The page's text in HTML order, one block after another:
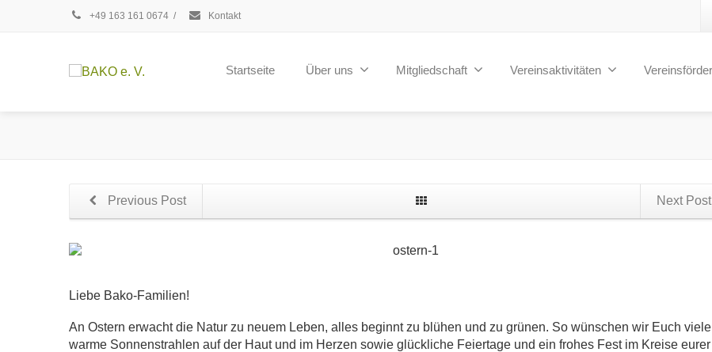
+49 163 161 0674 / Kontakt
Startseite Über uns Mitgliedschaft Vereinsaktivitäten
Next Post
Previous Post
Liebe Bako-Familien!
An Ostern erwacht die Natur zu neuem Leben, alles beginnt zu blühen und zu grünen. So wünschen wir Euch viele
warme Sonnenstrahlen auf der Haut und im Herzen sowie glückliche Feiertage und ein frohes Fest im Kreise eurer